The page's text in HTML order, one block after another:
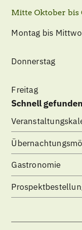
Mitte Oktober bis
Montag bis
Donnerstag
Freitag
Schnell gefunden
Gastronomie